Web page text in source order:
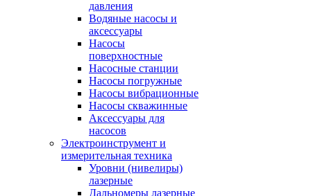
давления
Водяные насосы и
аксессуары
Насосы
поверхностные
Насосные станции
Насосы погружные
Насосы вибрационные
Насосы скважинные
Аксессуары для
насосов
Электроинструмент и
измерительная техника
Уровни (нивелиры)
лазерные
Дальномеры лазерные